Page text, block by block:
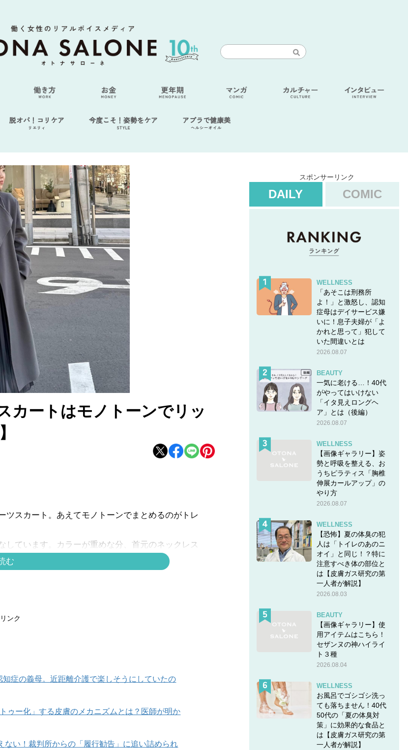
脱オバ！コリケア
リエリィ
今度こそ！姿勢をケア
STYLE
アブラで健康美
ヘルシーオイル
カートはモノトーンでリッ
スカート。あえてモノトーンでまとめるのがトレ
しています。カラーが重めな分、首元のネックレス
ンド盛りだくさんで旅先でも映えそう。
む
ンク
症の義母。近距離介護で楽しそうにしていたの
ゥー化」する皮膚のメカニズムとは？医師が明か
い！裁判所からの「履行勧告」に追い詰められ
スポンサーリンク
DAILY COMIC
WELLNESS
「あそこは刑務所
よ！」と激怒し、認知
症母はデイサービス嫌
いに！息子夫婦が「よ
かれと思って」犯して
いた間違いとは
2026.08.07
BEAUTY
一気に老ける…！40代
がやってはいけない
「イタ見えロングヘ
ア」とは（後編）
2026.08.07
WELLNESS
【画像ギャラリー】姿
勢と呼吸を整える、お
うちピラティス「胸椎
伸展カールアップ」の
やり方
2026.08.07
WELLNESS
【恐怖】夏の体臭の犯
人は「トイレのあのニ
オイ」と同じ！？特に
注意すべき体の部位と
は【皮膚ガス研究の第
一人者が解説】
2026.08.03
BEAUTY
【画像ギャラリー】使
用アイテムはこちら！
セザンヌの神ハイライ
ト３種
2026.08.04
WELLNESS
お風呂でゴシゴシ洗っ
ても落ちません！40代
50代の「夏の体臭対
策」に効果的な食品と
は【皮膚ガス研究の第
一人者が解説】